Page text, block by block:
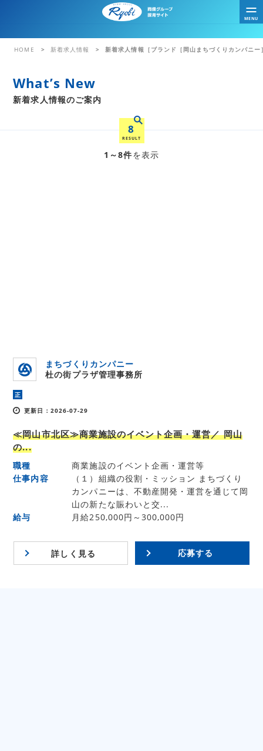
MENU
HOME 新着求人情報 新着求人情報［ブランド［岡山まちづくりカンパニー
What’s New
新着求人情報のご案内
8
RESULT
1～8件を表示
まちづくりカンパニー
杜の街プラザ管理事務所
正
更新日：2026-07-29
≪岡山市北区≫商業施設のイベント企画・運営／ 岡山
の...
職種
商業施設のイベント企画・運営等
仕事内容
（１）組織の役割・ミッション まちづくり
カンパニーは、不動産開発・運営を通じて岡
山の新たな賑わいと交...
給与
月給250,000円～300,000円
詳しく見る 応募する